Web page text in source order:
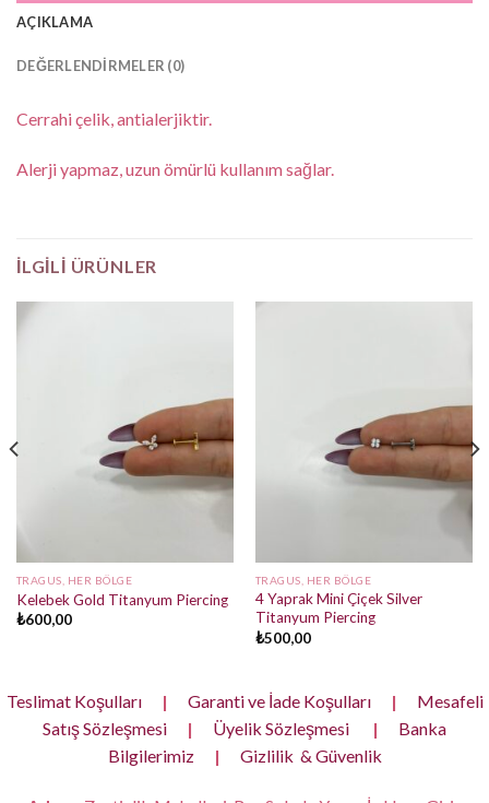
AÇIKLAMA
DEĞERLENDIRMELER (0)
Cerrahi çelik, antialerjiktir.
Alerji yapmaz, uzun ömürlü kullanım sağlar.
İLGILI ÜRÜNLER
TRAGUS, HER BÖLGE
Kelebek Gold Titanyum Piercing
₺600,00
TRAGUS, HER BÖLGE
4 Yaprak Mini Çiçek Silver
Titanyum Piercing
₺500,00
Teslimat Koşulları | Garanti ve İade Koşulları |
Mesafeli
Satış Sözleşmesi
| Üyelik Sözleşmesi |
Banka
Bilgilerimiz
| Gizlilik & Güvenlik